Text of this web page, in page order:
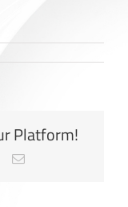
Platform!
Email